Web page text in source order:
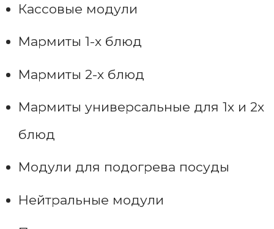
Кассовые модули
Мармиты 1-х блюд
Мармиты 2-х блюд
Мармиты универсальные для 1х и 2х
блюд
Модули для подогрева посуды
Нейтральные модули